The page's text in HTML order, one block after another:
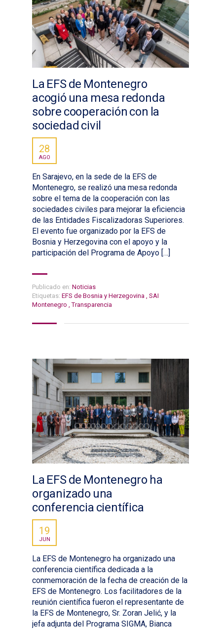
La EFS de Montenegro
acogió una mesa redonda
sobre cooperación con la
sociedad civil
28
AGO
En Sarajevo, en la sede de la EFS de
Montenegro, se realizó una mesa redonda
sobre el tema de la cooperación con las
sociedades civiles para mejorar la eficiencia
de las Entidades Fiscalizadoras Superiores.
El evento fue organizado por la EFS de
Bosnia y Herzegovina con el apoyo y la
participación del Programa de Apoyo […]
Publicado en: Noticias
Etiquetas: EFS de Bosnia y Herzegovina
SAI
Montenegro
Transparencia
La EFS de Montenegro ha
organizado una
conferencia científica
19
JUN
La EFS de Montenegro ha organizado una
conferencia científica dedicada a la
conmemoración de la fecha de creación de la
EFS de Montenegro. Los facilitadores de la
reunión científica fueron el representante de
la EFS de Montenegro, Sr. Zoran Jelić, y la
jefa adjunta del Programa SIGMA, Bianca